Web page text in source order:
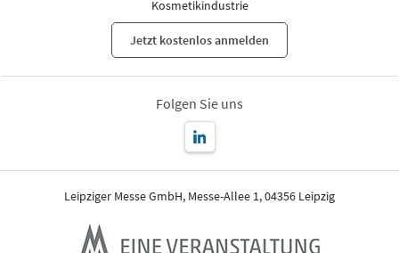
Kosmetikindustrie
Jetzt kostenlos anmelden
Folgen Sie uns
Leipziger Messe GmbH, Messe-Allee 1, 04356 Leipzig